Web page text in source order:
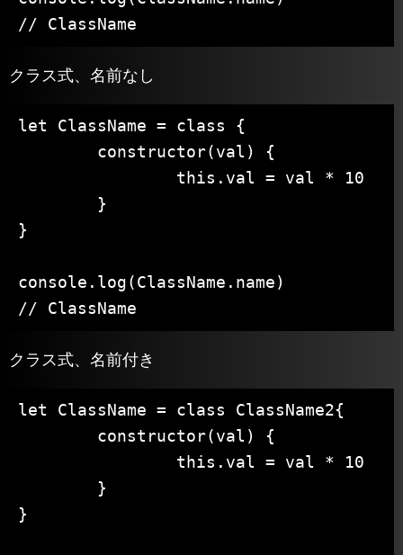
// ClassName
クラス式、名前なし
let ClassName = class {
}
console.log(ClassName.name)
// ClassName
クラス式、名前付き
let ClassName = class ClassName2{
}